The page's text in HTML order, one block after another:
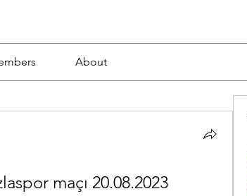
About
maçı 20.08.2023